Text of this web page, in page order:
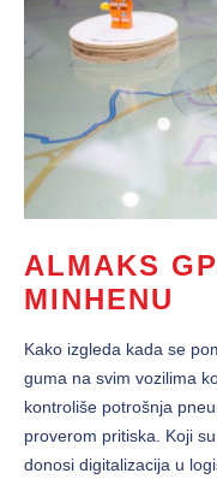
ALMAKS
MINHENU
Kako izgleda kada se
guma na svim vozilima
kontroliše potrošnja
proverom pritiska. Koji
donosi digitalizacija u